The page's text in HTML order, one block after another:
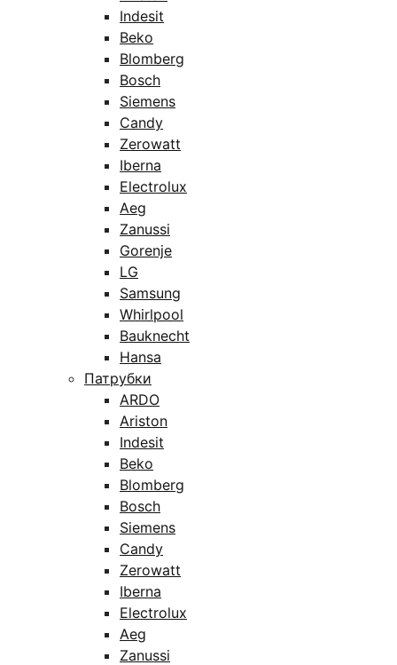
Indesit
Beko
Blomberg
Bosch
Siemens
Candy
Zerowatt
Iberna
Electrolux
Aeg
Zanussi
Gorenje
LG
Samsung
Whirlpool
Bauknecht
Hansa
Патрубки
ARDO
Ariston
Indesit
Beko
Blomberg
Bosch
Siemens
Candy
Zerowatt
Iberna
Electrolux
Aeg
Zanussi